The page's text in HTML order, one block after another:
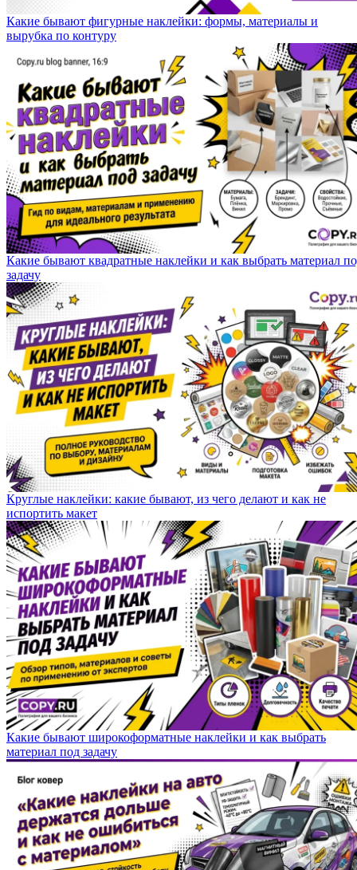
Какие бывают фигурные наклейки: формы, материалы и
вырубка по контуру
Какие бывают квадратные наклейки и как выбрать материал
задачу
Круглые наклейки: какие бывают, из чего делают и как не
испортить макет
Какие бывают широкоформатные наклейки и как выбрать
материал под задачу